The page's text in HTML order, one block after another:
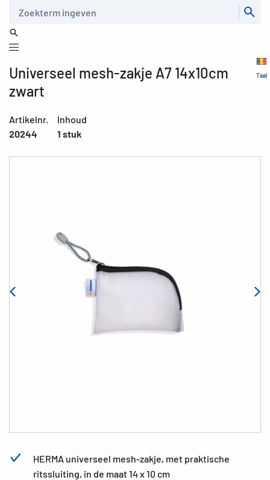
Taal
Universeel mesh-zakje A7 14x10cm
zwart
Artikelnr.
20244
Inhoud
1 stuk
HERMA universeel mesh-zakje, met praktische
ritssluiting, in de maat 14 x 10 cm